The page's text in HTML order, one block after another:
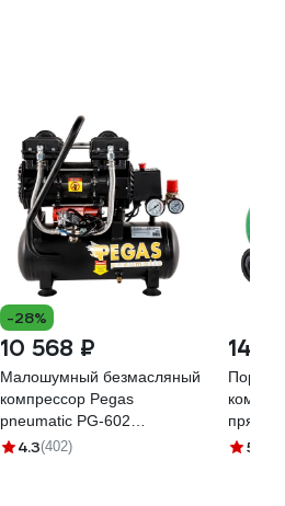
-28%
10 568 ₽
Малошумный безмасляный
компрессор Pegas
pneumatic PG-602
профессиональная серия
4.3(402)
14
RF-20/
5